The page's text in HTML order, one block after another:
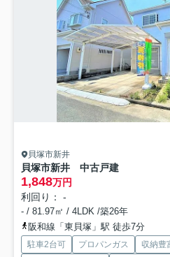
貝塚市新井
貝塚市新井 中古戸建
1,848万円
利回り： -
- / 81.97㎡ / 4LDK /築26年
阪和線「東貝塚」駅 徒歩7分
駐車2台可 プロパンガス 収納豊